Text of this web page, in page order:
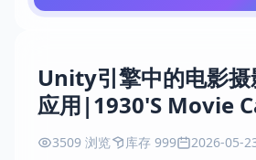
Unity引擎中的电影摄
应用|1930'S Movie
3509 浏览 库存 999 2026-05-